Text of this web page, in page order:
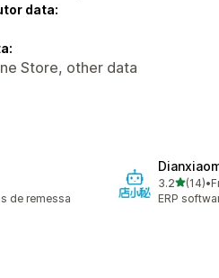
data:
Store, other data
de remessa
3.2out of 5
(14)
14 total •
ERP